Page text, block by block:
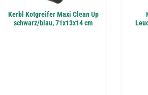
Kerbl Kotgreifer Maxi Clean Up
schwarz/blau, 71x13x14 cm